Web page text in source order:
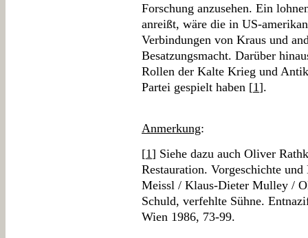
Forschung anzusehen. Ein
anreißt, wäre die in US-
Verbindungen von Kraus und
Besatzungsmacht. Darüber
Rollen der Kalte Krieg und
Partei gespielt haben [1].
Anmerkung:
[1] Siehe dazu auch Oliver
Restauration. Vorgeschichte
Meissl / Klaus-Dieter Mulley /
Schuld, verfehlte Sühne.
Wien 1986, 73-99.